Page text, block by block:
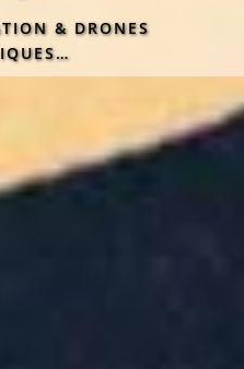
& DRONES